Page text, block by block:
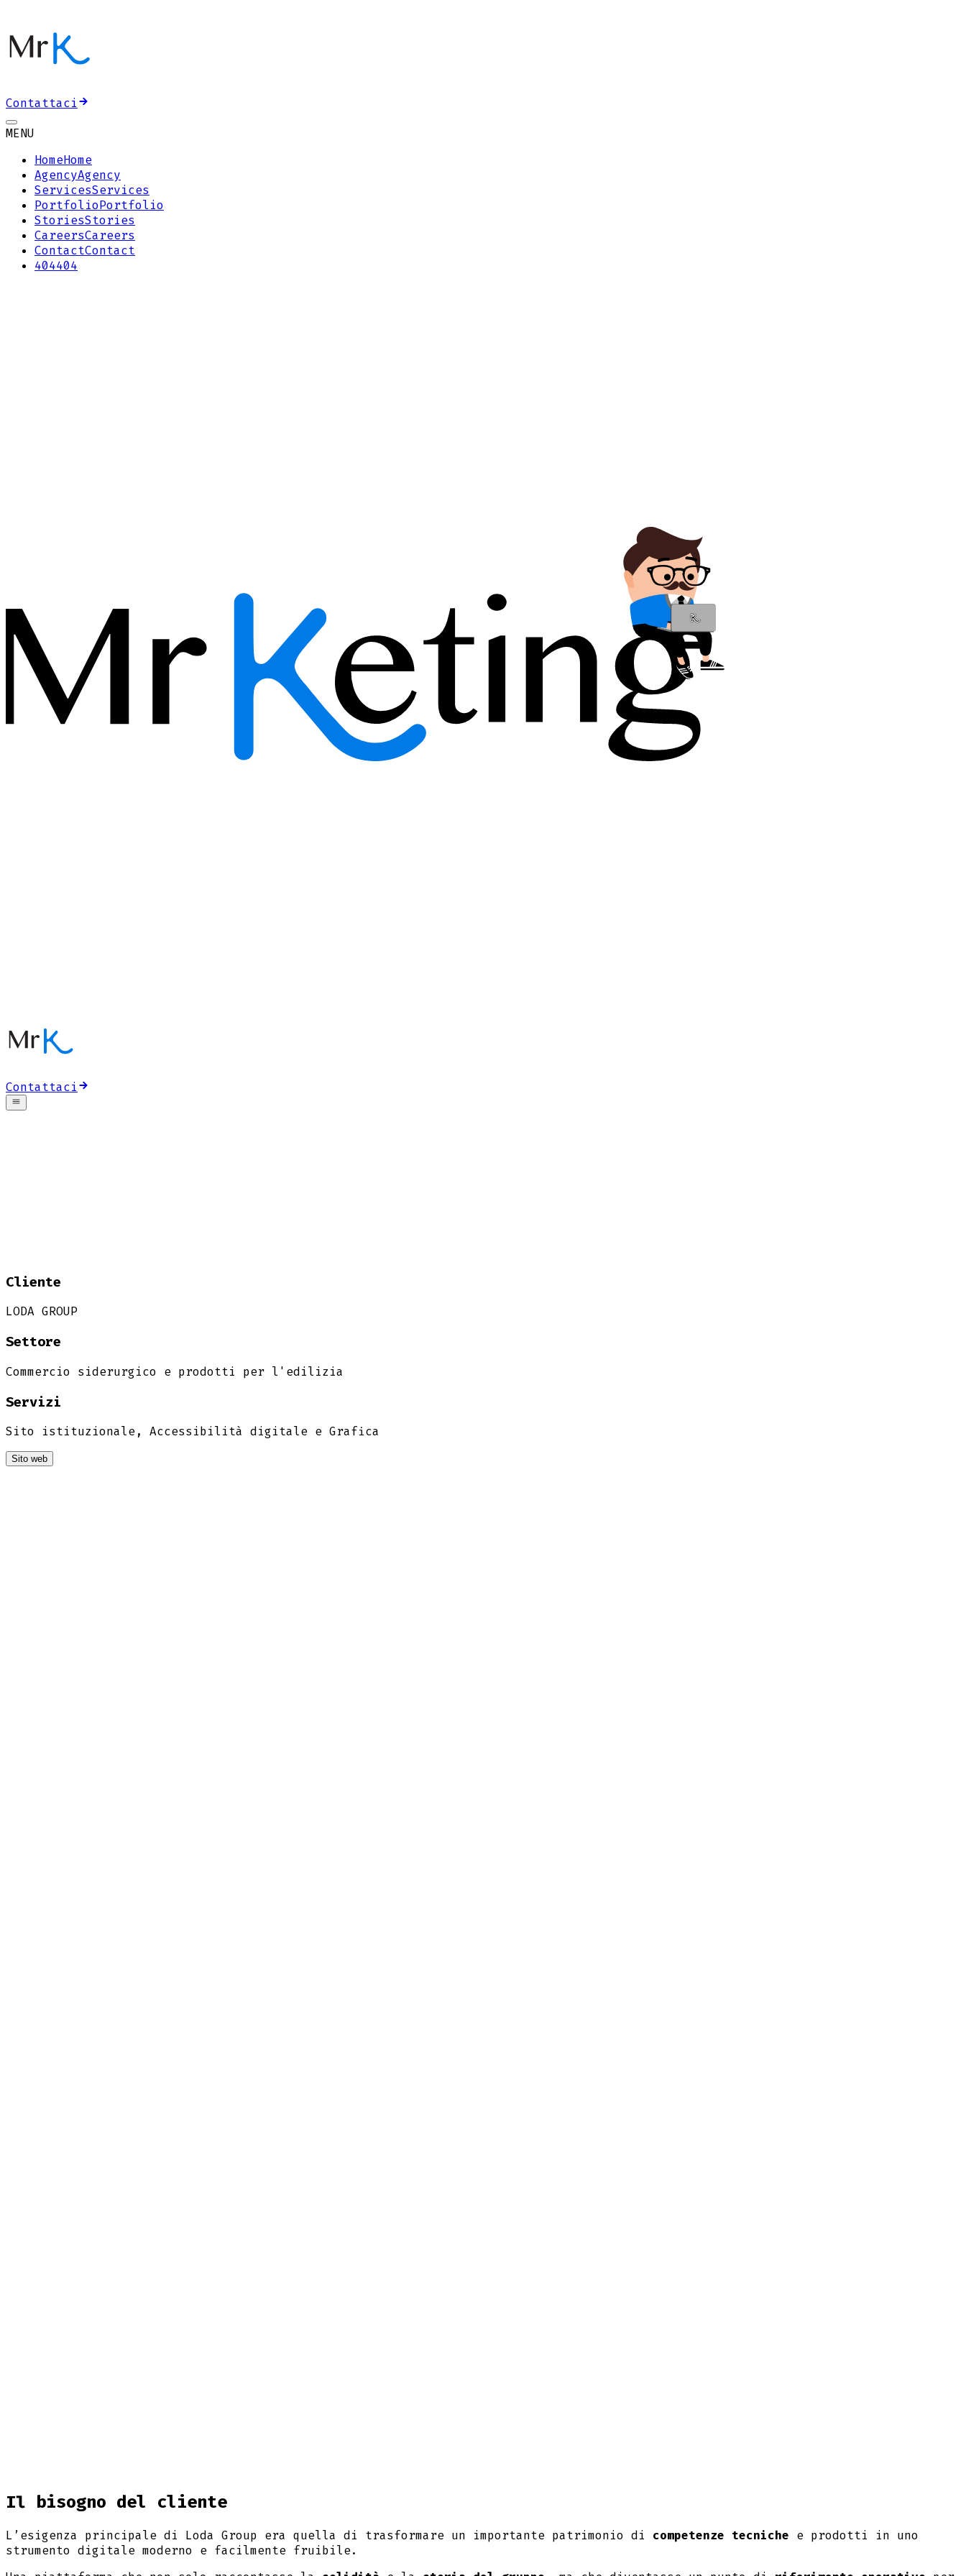
Contattaci
MENU
HomeHome
AgencyAgency
ServicesServices
PortfolioPortfolio
StoriesStories
CareersCareers
ContactContact
404404
Contattaci
Cliente
LODA GROUP
Settore
Commercio siderurgico e prodotti per l'edilizia
Servizi
Sito istituzionale, Accessibilità digitale e Grafica
Sito web
Il bisogno del cliente
L’esigenza principale di Loda Group era quella di trasformare un importante patrimonio di competenze tecniche e prodotti in uno
strumento digitale moderno e facilmente fruibile.